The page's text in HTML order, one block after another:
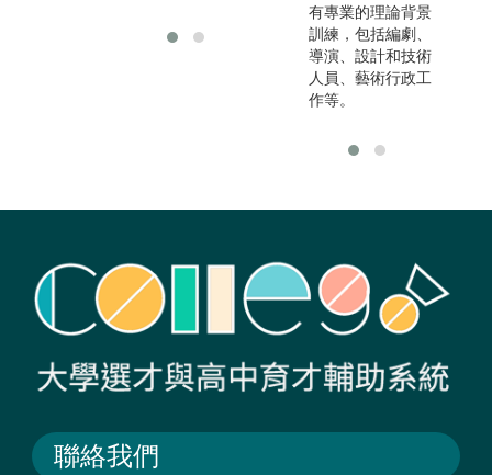
有專業的理論背景
訓練，包括編劇、
導演、設計和技術
人員、藝術行政工
作等。
聯絡我們